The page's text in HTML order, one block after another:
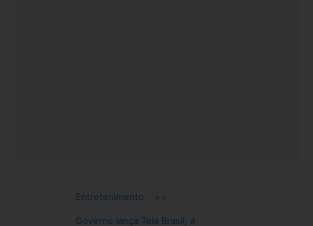
Entretenimento >>
Governo lança Tela Brasil, a